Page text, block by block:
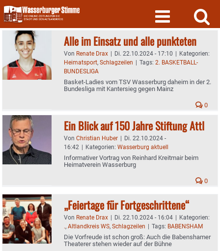
Skip
to
content
Alle im Einsatz und alle punkteten
Von Renate Drax | Di. 22.10.2024 - 17:10 | Kategorien:
Heimatsport, Schlagzeilen | Tags: 2. BASKETBALL-
BUNDESLIGA
Basket-Ladies vom TSV Wasserburg daheim in der 2.
Bundesliga mit Kantersieg gegen Mainz
0
Ein Blick auf 150 Jahre Stiftung Attl
Von Christian Huber | Di. 22.10.2024 -
16:42 | Kategorien: Wasserburg aktuell
Informativer Vortrag von Reinhard Kreitmair beim
Heimatverein Wasserburg
0
„Feiertage für Fortgeschrittene“
Von Renate Drax | Di. 22.10.2024 - 16:04 | Kategorien:
., Altlandkreis WS, Schlagzeilen | Tags: BABENSHAM
Die Vorfreude ist schon groß: Auch die Babenshamer
Theaterer stehen wieder auf der Bühne